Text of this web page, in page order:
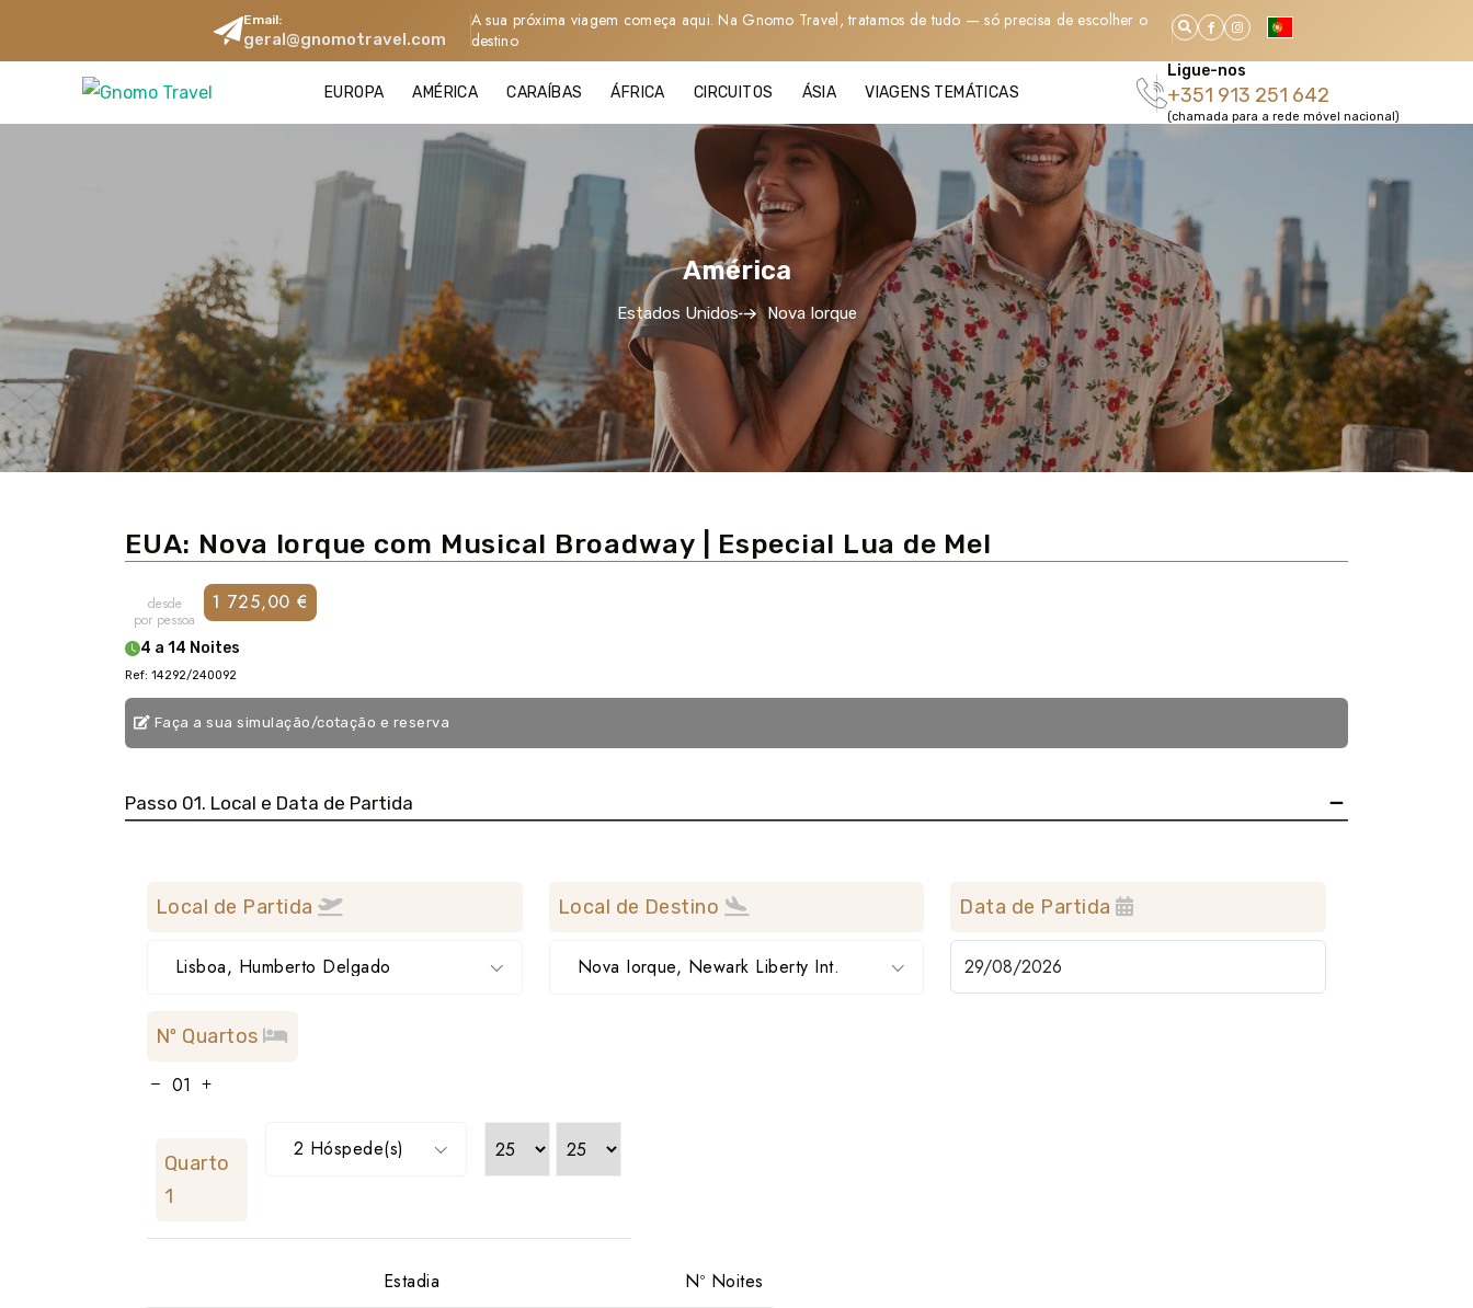
Email:
geral@gnomotravel.com
A sua próxima viagem começa aqui. Na Gnomo Travel, tratamos de tudo — só precisa de escolher o
destino
EUROPA AMÉRICA CARAÍBAS ÁFRICA CIRCUITOS ÁSIA VIAGENS TEMÁTICAS
Ligue-nos
+351 913 251 642
(chamada para a rede móvel nacional)
América
Estados Unidos Nova Iorque
EUA: Nova Iorque com Musical Broadway | Especial Lua de Mel
desde
por pessoa
1 725,00 €
4 a 14 Noites
Ref: 14292/240092
Faça a sua simulação/cotação e reserva
Passo 01. Local e Data de Partida
Local de Partida
Lisboa, Humberto Delgado
Local de Destino
Nova Iorque, Newark Liberty Int.
Data de Partida
Nº Quartos
Quarto
1
2 Hóspede(s)
Estadia Nº Noites